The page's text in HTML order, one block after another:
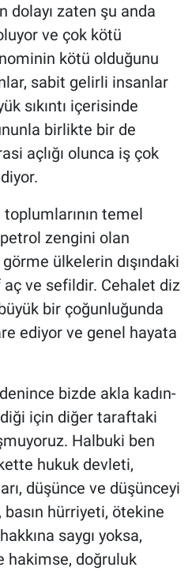
dolayı zaten şu anda
ve çok kötü
kötü olduğunu
sabit gelirli insanlar
sıkıntı içerisinde
birlikte bir de
açlığı olunca iş çok
temel
zengini olan
ülkelerin dışındaki
ve sefildir. Cehalet diz
bir çoğunluğunda
ediyor ve genel hayata
bizde akla kadın-
için diğer taraftaki
Halbuki ben
hukuk devleti,
düşünce ve düşünceyi
hürriyeti, ötekine
saygı yoksa,
hakimse, doğruluk